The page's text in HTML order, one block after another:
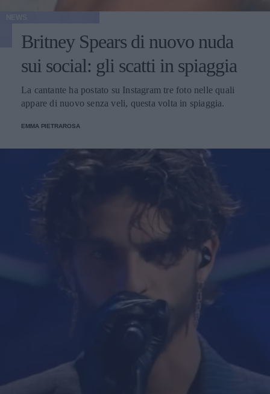
Britney Spears di nuovo nuda
sui social: gli scatti in spiaggia
La cantante ha postato su Instagram tre foto nelle quali
appare di nuovo senza veli, questa volta in spiaggia.
EMMA PIETRAROSA